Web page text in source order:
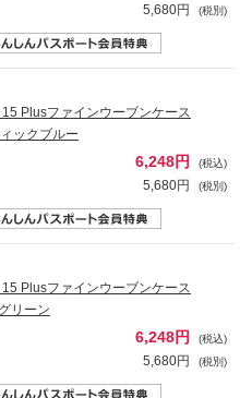
5,680円 (税別)
Plusファインウーブンケース
ックブルー
6,248円 (税込)
5,680円 (税別)
Plusファインウーブンケース
リーン
6,248円 (税込)
5,680円 (税別)